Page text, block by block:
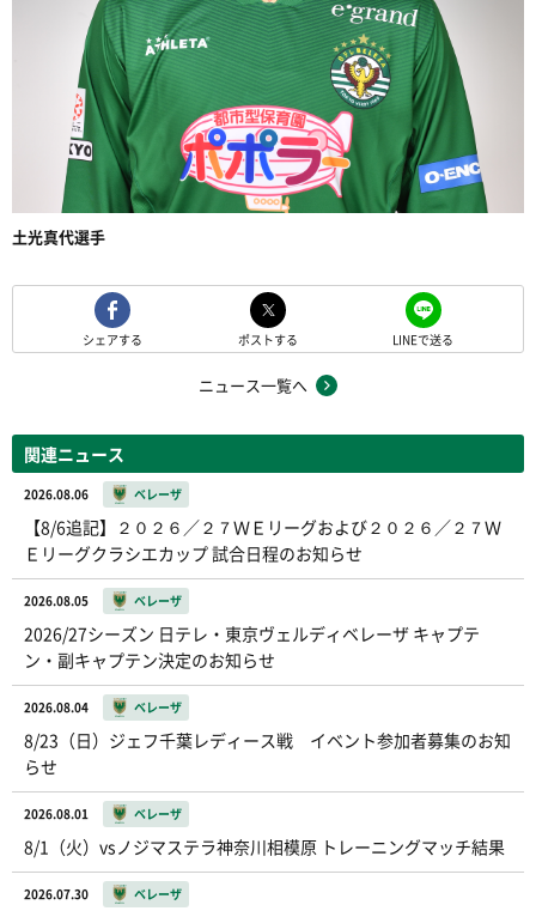
土光真代選手
シェアする ポストする LINEで送る
ニュース一覧へ
関連ニュース
2026.08.06 ベレーザ
【8/6追記】２０２６／２７ＷＥリーグおよび２０２６／２７Ｗ
Ｅリーグクラシエカップ 試合日程のお知らせ
2026.08.05 ベレーザ
2026/27シーズン 日テレ・東京ヴェルディベレーザ キャプテ
ン・副キャプテン決定のお知らせ
2026.08.04 ベレーザ
8/23（日）ジェフ千葉レディース戦 イベント参加者募集のお知
らせ
2026.08.01 ベレーザ
8/1（火）vsノジマステラ神奈川相模原 トレーニングマッチ結果
2026.07.30 ベレーザ